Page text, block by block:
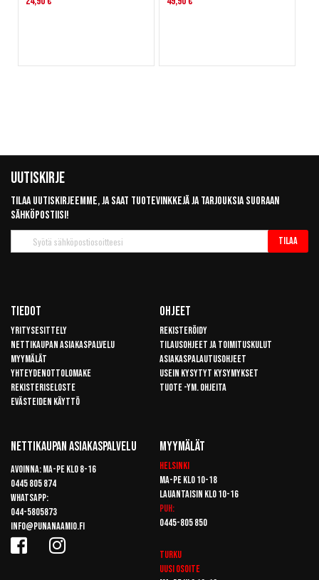
Uutiskirje
Tilaa uutiskirjeemme, ja saat tuotevinkkejä ja tarjouksia suoraan
sähköpostiisi!
uutiskirje
Tilaa
Tiedot
Yritysesittely
Nettikaupan asiakaspalvelu
Myymälät
Yhteydenottolomake
Rekisteriseloste
Evästeiden käyttö
Ohjeet
Rekisteröidy
Tilausohjeet ja toimituskulut
Asiakaspalautusohjeet
Usein kysytyt kysymykset
Tuote -ym. ohjeita
Nettikaupan Asiakaspalvelu
Avoinna: Ma-pe klo 8-16
0445 805 874
Whatsapp:
044-5805873
info@punanaamio.fi
Myymälät
Helsinki
Ma-pe klo 10-18
Lauantaisin klo 10-16
Puh:
0445-805 850
Turku
Uusi osoite